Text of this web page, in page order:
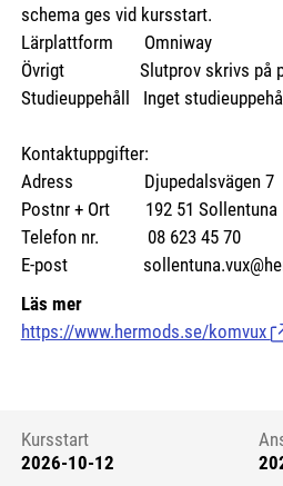
schema ges vid kursstart.
Lärplattform Omniway
Övrigt Slutprov skrivs på
Studieuppehåll Inget studieuppehåll
Kontaktuppgifter:
Adress Djupedalsvägen 7
Postnr + Ort 192 51 Sollentuna
Telefon nr. 08 623 45 70
E-post
Läs mer
https://www.hermods.se/komvux
Kursstart 6177416
Kursstart
2026-10-12